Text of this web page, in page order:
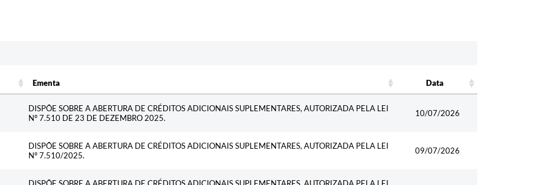
Ementa
Data
DISPÕE SOBRE A ABERTURA DE CRÉDITOS ADICIONAIS SUPLEMENTARES, AUTORIZADA PELA LEI
Nº 7.510 DE 23 DE DEZEMBRO 2025.
10/07/2026
DISPÕE SOBRE A ABERTURA DE CRÉDITOS ADICIONAIS SUPLEMENTARES, AUTORIZADA PELA LEI
Nº 7.510/2025.
09/07/2026
DISPÕE SOBRE A ABERTURA DE CRÉDITOS ADICIONAIS SUPLEMENTARES, AUTORIZADA PELA LEI